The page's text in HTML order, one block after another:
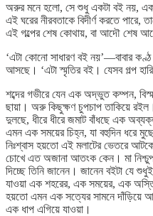
অরুর মনে হলো, সে শুধু একটা বই নয়,
এই ঘরের নীরবতাকে বিদীর্ণ করতে পারে,
এই গল্পের শেষ কোথায়, বা আদৌ শেষ
‘এটা কোনো সাধারণ বই নয়’—বাবার
আসছে। ‘এটা স্মৃতির বই। যেসব গল্প
শব্দের গভীরে যেন এক অদ্ভুত কম্পন,
ছায়া। অরু কিছুক্ষণ চুপচাপ তাকিয়ে
দুলছে, ধীরে ধীরে জমাট বাঁধছে এক
এমন এক সময়ের চিহ্ন, যা বহুদিন ধরে
নিঃশ্বাস হয়তো এই মলাটের ভেতরে
চোখে এত অজানা আতংক কেন। মা
দিচ্ছে তিনি জানেন। জানেন বইটা যে শুধুই
যাওয়া এক শহরের, এক সময়ের, এক
হয়তো এমন এক সত্যের সামনে দাঁড়িয়ে
এক ধাপ এগিয়ে যাওয়া।